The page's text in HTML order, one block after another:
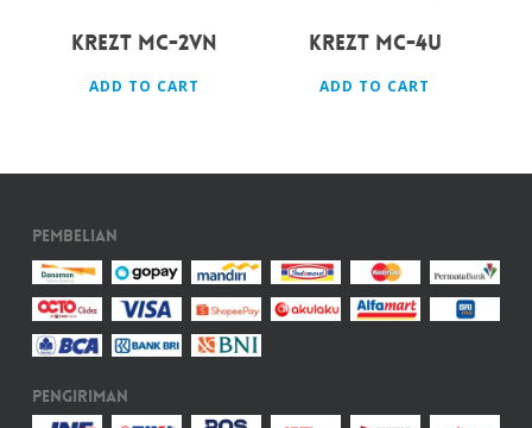
KREZT MC-2VN
ADD TO CART
KREZT MC-4U
ADD TO CART
Pembelian
Pengiriman